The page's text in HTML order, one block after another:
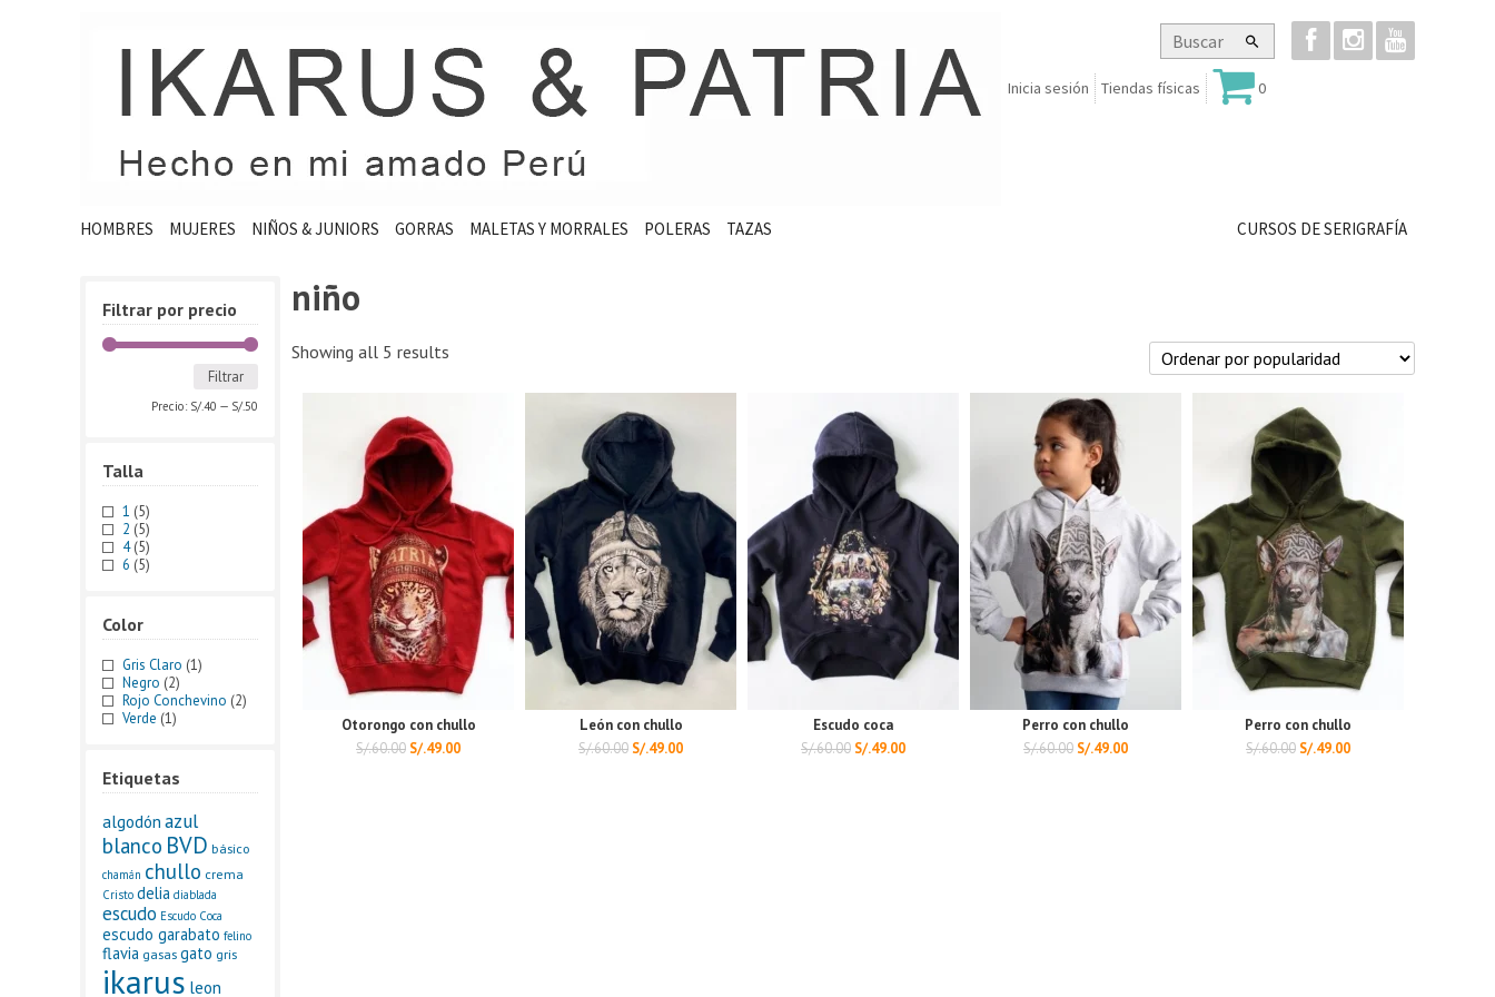
Inicia sesión Tiendas físicas 0
HOMBRES MUJERES NIÑOS & JUNIORS GORRAS MALETAS Y MORRALES POLERAS TAZAS CURSOS DE SERIGRAFÍA
Filtrar por precio
Filtrar
Precio: S/.40 — S/.50
Talla
1 (5)
2 (5)
4 (5)
6 (5)
Color
Gris Claro (1)
Negro (2)
Rojo Conchevino (2)
Verde (1)
Etiquetas
algodón azul
blanco BVD básico
chamán chullo crema
Cristo delia diablada
escudo Escudo Coca
escudo garabato felino
flavia gasas gato gris
ikarus leon
niño
Showing all 5 results
Otorongo con chullo
S/.60.00 S/.49.00
León con chullo
S/.60.00 S/.49.00
Escudo coca
S/.60.00 S/.49.00
Perro con chullo
S/.60.00 S/.49.00
Perro con chullo
S/.60.00 S/.49.00